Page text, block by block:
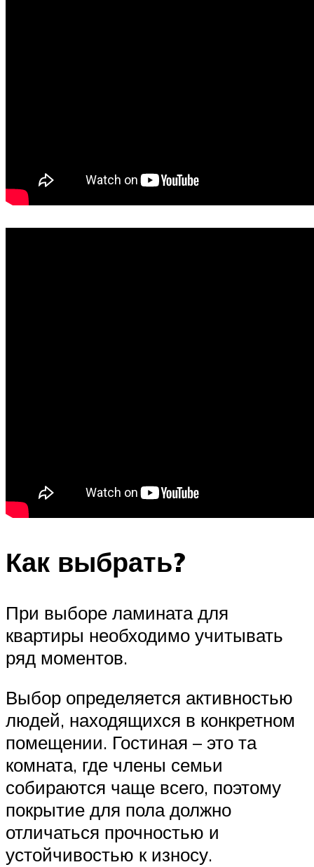
Как выбрать?
При выборе ламината для
квартиры необходимо учитывать
ряд моментов.
Выбор определяется активностью
людей, находящихся в конкретном
помещении. Гостиная – это та
комната, где члены семьи
собираются чаще всего, поэтому
покрытие для пола должно
отличаться прочностью и
устойчивостью к износу.